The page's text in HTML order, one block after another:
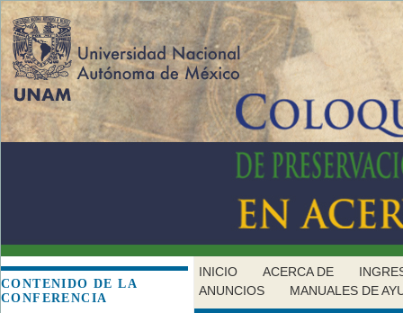
CONTENIDO DE LA
CONFERENCIA
INICIO ACERCA DE
ANUNCIOS
MANUALES DE